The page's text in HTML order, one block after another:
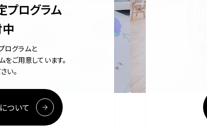
ログラム
ログラムと
ご用意しています。
い。
ついて